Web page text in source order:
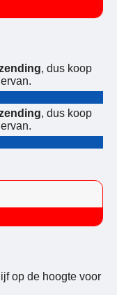
, dus koop
, dus koop
op de hoogte voor